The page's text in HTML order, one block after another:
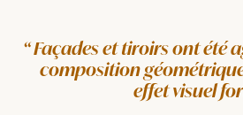
Façades et tiroirs ont été
composition
effet visuel